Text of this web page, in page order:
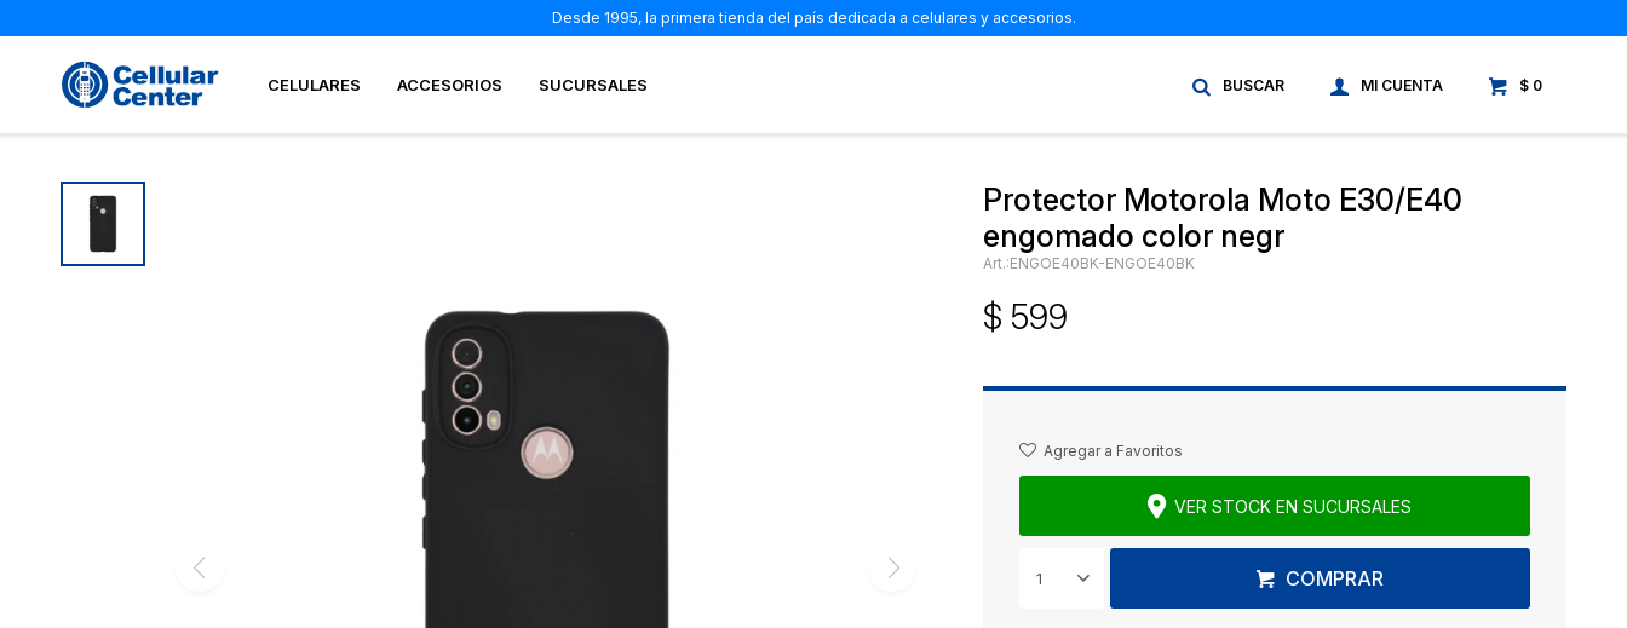
CELULARES ACCESORIOS SUCURSALES $ 0
Desde 1995, la primera tienda del país dedicada a celulares y accesorios.
Protector Motorola Moto E30/E40
engomado color negr
ENGOE40BK-ENGOE40BK
$ 599
VER STOCK EN SUCURSALES
1 COMPRAR